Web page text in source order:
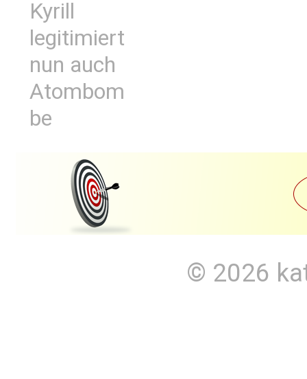
Kyrill
legitimiert
nun auch
Atombom
be
© 2026